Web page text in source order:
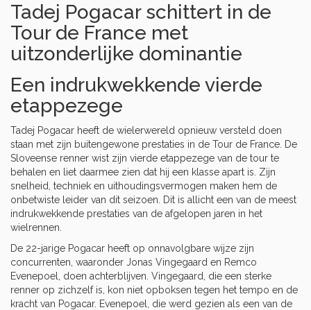
Tadej Pogacar schittert in de
Tour de France met
uitzonderlijke dominantie
Een indrukwekkende vierde
etappezege
Tadej Pogacar heeft de wielerwereld opnieuw versteld doen
staan met zijn buitengewone prestaties in de Tour de France. De
Sloveense renner wist zijn vierde etappezege van de tour te
behalen en liet daarmee zien dat hij een klasse apart is. Zijn
snelheid, techniek en uithoudingsvermogen maken hem de
onbetwiste leider van dit seizoen. Dit is allicht een van de meest
indrukwekkende prestaties van de afgelopen jaren in het
wielrennen.
De 22-jarige Pogacar heeft op onnavolgbare wijze zijn
concurrenten, waaronder Jonas Vingegaard en Remco
Evenepoel, doen achterblijven. Vingegaard, die een sterke
renner op zichzelf is, kon niet opboksen tegen het tempo en de
kracht van Pogacar. Evenepoel, die werd gezien als een van de